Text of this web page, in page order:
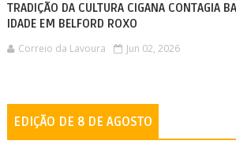
TRADIÇÃO DA CULTURA CIGANA CONTAGIA
IDADE EM BELFORD ROXO
Correio da Lavoura Jun 02, 2026
EDIÇÃO DE 8 DE AGOSTO